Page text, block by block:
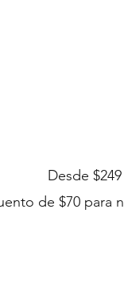
Desde
de $70 para